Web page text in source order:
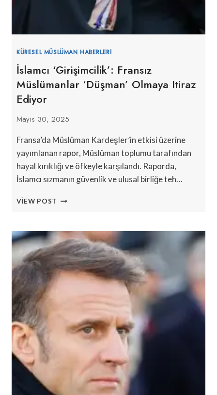
KÜRESEL MÜSLÜMAN HABERLERI
İslamcı ‘girişimcilik’: Fransız
Müslümanlar ‘düşman’ Olmaya Itiraz
Ediyor
Mayıs 30, 2025
Fransa’da Müslüman Kardeşler’in etkisi üzerine
yayımlanan rapor, Müslüman toplumu tarafından
hayal kırıklığı ve öfkeyle karşılandı. Raporda,
İslamcı sızmanın güvenlik ve ulusal birliğe teh…
VIEW POST İSLAMCI
‘DÜŞMAN’
OLMAYA
ITIRAZ
EDIYOR